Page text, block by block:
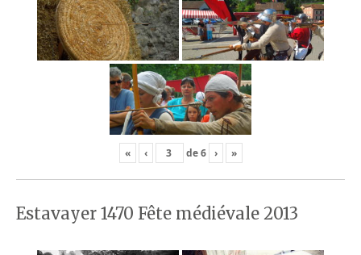
« ‹ de6 › »
Estavayer 1470 Fête médiévale 2013